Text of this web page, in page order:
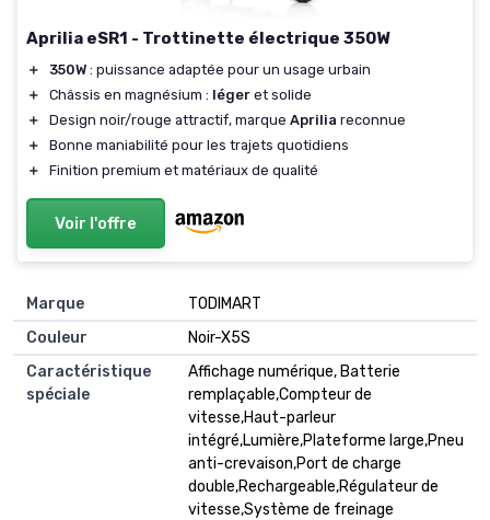
Aprilia eSR1 - Trottinette électrique 350W
＋ 350W : puissance adaptée pour un usage urbain
＋
Châssis en magnésium : léger et solide
＋
Design noir/rouge attractif, marque Aprilia reconnue
＋
Bonne maniabilité pour les trajets quotidiens
＋
Finition premium et matériaux de qualité
Voir l'offre
Marque
TODIMART
Couleur
Noir-X5S
Caractéristique
spéciale
Affichage numérique, Batterie
remplaçable,Compteur de
vitesse,Haut-parleur
intégré,Lumière,Plateforme large,Pneu
anti-crevaison,Port de charge
double,Rechargeable,Régulateur de
vitesse,Système de freinage